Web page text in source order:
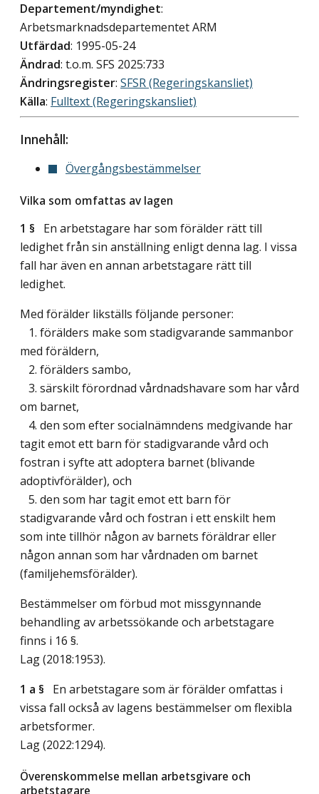
Departement/myndighet:
Arbetsmarknadsdepartementet ARM
Utfärdad: 1995-05-24
Ändrad: t.o.m. SFS 2025:733
Ändringsregister: SFSR (Regeringskansliet)
Källa: Fulltext (Regeringskansliet)
Innehåll:
Övergångsbestämmelser
Vilka som omfattas av lagen
1 § En arbetstagare har som förälder rätt till
ledighet från sin anställning enligt denna lag. I vissa
fall har även en annan arbetstagare rätt till
ledighet.
Med förälder likställs följande personer:
1. förälders make som stadigvarande sammanbor
med föräldern,
2. förälders sambo,
3. särskilt förordnad vårdnadshavare som har vård
om barnet,
4. den som efter socialnämndens medgivande har
tagit emot ett barn för stadigvarande vård och
fostran i syfte att adoptera barnet (blivande
adoptivförälder), och
5. den som har tagit emot ett barn för
stadigvarande vård och fostran i ett enskilt hem
som inte tillhör någon av barnets föräldrar eller
någon annan som har vårdnaden om barnet
(familjehemsförälder).
Bestämmelser om förbud mot missgynnande
behandling av arbetssökande och arbetstagare
finns i 16 §.
Lag (2018:1953).
1 a § En arbetstagare som är förälder omfattas i
vissa fall också av lagens bestämmelser om flexibla
arbetsformer.
Lag (2022:1294).
Överenskommelse mellan arbetsgivare och
arbetstagare